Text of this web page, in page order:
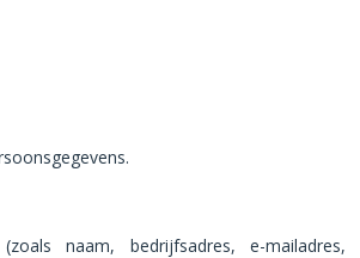
naam, bedrijfsadres, e-mailadres,